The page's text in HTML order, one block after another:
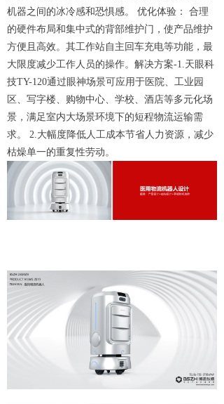
机器之间的冰冷感和恐惧感。 优化体验： 合理
的硬件布局和集中式的背部维护门，使产品维护
方便且高效。其工作站自主回车充电等功能，最
大限度减少工作人员的操作。 解决方案-1.天眼科
技TY-120通过眼神场景可应用于医院、工业园
区、写字楼、购物中心、学校、酒店等多元化场
景，满足室内大场景环境下的短程物流运输需
求。
2.大幅度降低人工成本节省人力资源，减少
枯燥单一的重复性劳动。